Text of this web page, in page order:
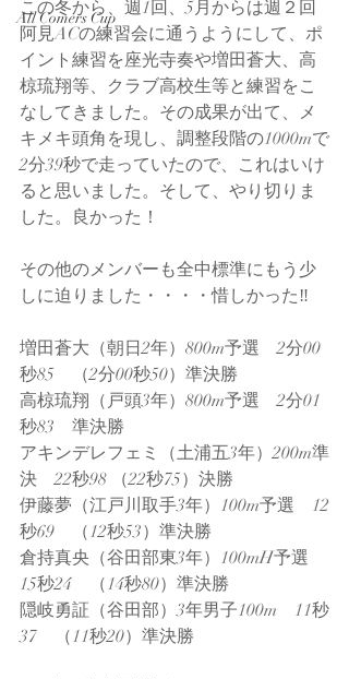
All Comers Cup
この冬から、週1回、5月からは週２回
阿見ACの練習会に通うようにして、ポ
イント練習を座光寺奏や増田蒼大、高
椋琉翔等、クラブ高校生等と練習をこ
なしてきました。その成果が出て、メ
キメキ頭角を現し、調整段階の1000mで
2分39秒で走っていたので、これはいけ
ると思いました。そして、やり切りま
した。良かった！
その他のメンバーも全中標準にもう少
しに迫りました・・・・惜しかった‼
増田蒼大（朝日2年）800m予選　2分00
秒85　（2分00秒50）準決勝
高椋琉翔（戸頭3年）800m予選　2分01
秒83　準決勝
アキンデレフェミ（土浦五3年）200m準
決　22秒98 （22秒75）決勝
伊藤夢（江戸川取手3年）100m予選　12
秒69　（12秒53）準決勝
倉持真央（谷田部東3年）100mH予選
15秒24　（14秒80）準決勝
隠岐勇証（谷田部）3年男子100m　11秒
37　（11秒20）準決勝